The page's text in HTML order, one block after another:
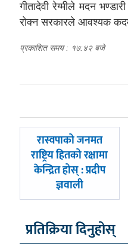
गीतादेवी रेग्मीले मदन
रोक्न सरकारले आवश्यक कदम
प्रकाशित समय : १७:४२ बजे
पछिल्लाे
-
रास्वपाको जनमत
राष्ट्रिय हितको रक्षामा
केन्द्रित होस् : प्रदीप
ज्ञवाली
प्रतिक्रिया दिनुहोस्